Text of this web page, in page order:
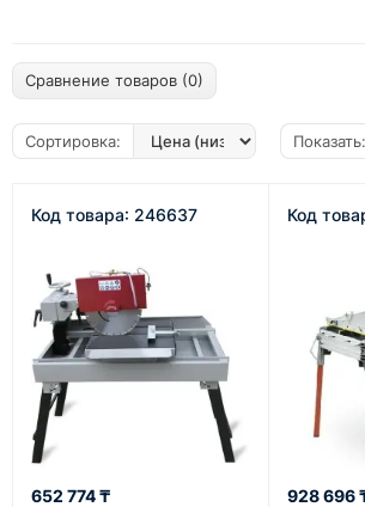
Сравнение товаров (0)
Сортировка: Показать:
Код товара: 246637
652 774 ₸
Код
928 696